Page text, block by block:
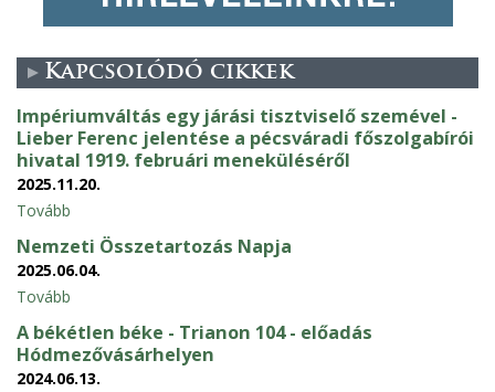
Kapcsolódó cikkek
Impériumváltás egy járási tisztviselő szemével -
Lieber Ferenc jelentése a pécsváradi főszolgabírói
hivatal 1919. februári meneküléséről
2025.11.20.
Tovább
Nemzeti Összetartozás Napja
2025.06.04.
Tovább
A békétlen béke - Trianon 104 - előadás
Hódmezővásárhelyen
2024.06.13.